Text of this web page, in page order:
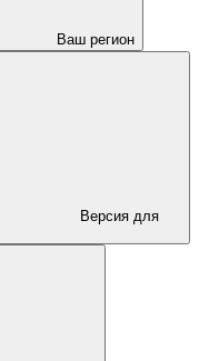
Ваш регион
Версия для